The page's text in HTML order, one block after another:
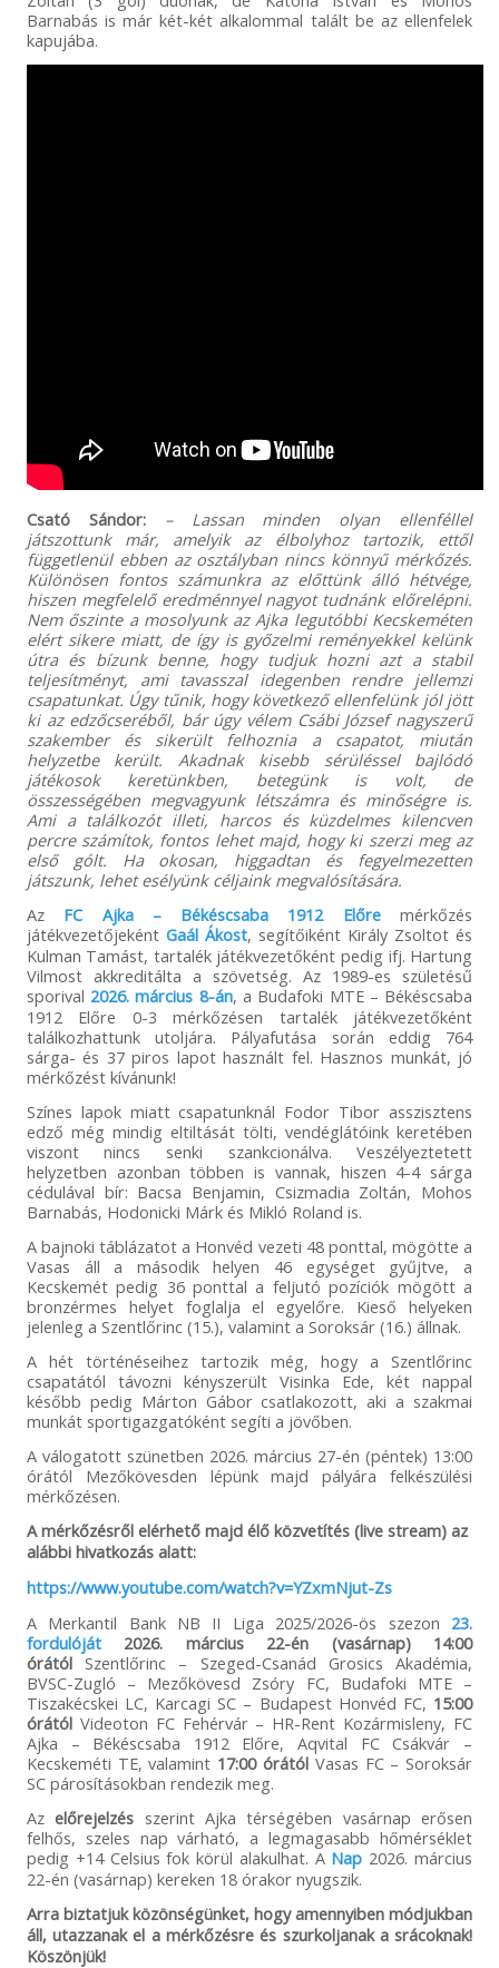
Barnabás is már két-két alkalommal talált be az ellenfelek
kapujába.
Csató Sándor:
– Lassan minden olyan ellenféllel
játszottunk már, amelyik az élbolyhoz tartozik, ettől
függetlenül ebben az osztályban nincs könnyű mérkőzés.
Különösen fontos számunkra az előttünk álló hétvége,
hiszen megfelelő eredménnyel nagyot tudnánk előrelépni.
Nem őszinte a mosolyunk az Ajka legutóbbi Kecskeméten
elért sikere miatt, de így is győzelmi reményekkel kelünk
útra és bízunk benne, hogy tudjuk hozni azt a stabil
teljesítményt, ami tavasszal idegenben rendre jellemzi
csapatunkat. Úgy tűnik, hogy következő ellenfelünk jól jött
ki az edzőcseréből, bár úgy vélem Csábi József nagyszerű
szakember és sikerült felhoznia a csapatot, miután
helyzetbe került. Akadnak kisebb sérüléssel bajlódó
játékosok keretünkben, betegünk is volt, de
összességében megvagyunk létszámra és minőségre is.
Ami a találkozót illeti, harcos és küzdelmes kilencven
percre számítok, fontos lehet majd, hogy ki szerzi meg az
első gólt. Ha okosan, higgadtan és fegyelmezetten
játszunk, lehet esélyünk céljaink megvalósítására.
Az FC Ajka – Békéscsaba 1912 Előre
mérkőzés
játékvezetőjeként Gaál Ákost, segítőiként Király Zsoltot és
Kulman Tamást, tartalék játékvezetőként pedig ifj. Hartung
Vilmost akkreditálta a szövetség. Az 1989-es születésű
sporival 2026. március 8-án, a Budafoki MTE – Békéscsaba
1912 Előre 0-3 mérkőzésen tartalék játékvezetőként
találkozhattunk utoljára. Pályafutása során eddig 764
sárga- és 37 piros lapot használt fel. Hasznos munkát, jó
mérkőzést kívánunk!
Színes lapok miatt csapatunknál Fodor Tibor asszisztens
edző még mindig eltiltását tölti, vendéglátóink keretében
viszont nincs senki szankcionálva. Veszélyeztetett
helyzetben azonban többen is vannak, hiszen 4-4 sárga
cédulával bír: Bacsa Benjamin, Csizmadia Zoltán, Mohos
Barnabás, Hodonicki Márk és Mikló Roland is.
A bajnoki táblázatot a Honvéd vezeti 48 ponttal, mögötte a
Vasas áll a második helyen 46 egységet gyűjtve, a
Kecskemét pedig 36 ponttal a feljutó pozíciók mögött a
bronzérmes helyet foglalja el egyelőre. Kieső helyeken
jelenleg a Szentlőrinc (15.), valamint a Soroksár (16.) állnak.
A hét történéseihez tartozik még, hogy a Szentlőrinc
csapatától távozni kényszerült Visinka Ede, két nappal
később pedig Márton Gábor csatlakozott, aki a szakmai
munkát sportigazgatóként segíti a jövőben.
A válogatott szünetben 2026. március 27-én (péntek) 13:00
órától Mezőkövesden lépünk majd pályára felkészülési
mérkőzésen.
A mérkőzésről elérhető majd élő közvetítés (live stream) az
alábbi hivatkozás alatt:
https://www.youtube.com/watch?v=YZxmNjut-Zs
A Merkantil Bank NB II Liga 2025/2026-ös szezon 23.
fordulóját2026. március 22-én (vasárnap) 14:00
órátólSzentlőrinc – Szeged-Csanád Grosics Akadémia,
BVSC-Zugló – Mezőkövesd Zsóry FC, Budafoki MTE –
Tiszakécskei LC, Karcagi SC – Budapest Honvéd FC, 15:00
órátólVideoton FC Fehérvár – HR-Rent Kozármisleny, FC
Ajka – Békéscsaba 1912 Előre, Aqvital FC Csákvár –
Kecskeméti TE, valamint 17:00 órától Vasas FC – Soroksár
SC párosításokban rendezik meg.
Azelőrejelzés szerint Ajka térségében vasárnap erősen
felhős, szeles nap várható, a legmagasabb hőmérséklet
pedig +14 Celsius fok körül alakulhat. A Nap 2026. március
22-én (vasárnap) kereken 18 órakor nyugszik.
Arra biztatjuk közönségünket, hogy amennyiben módjukban
áll, utazzanak el a mérkőzésre és szurkoljanak a srácoknak!
Köszönjük!